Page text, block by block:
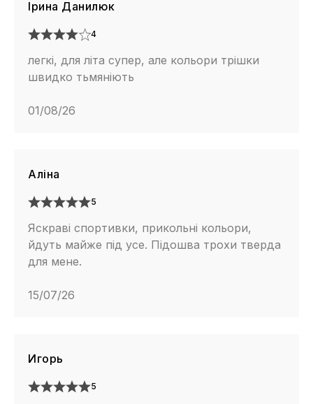
Ірина Данилюк
4
легкі, для літа супер, але кольори трішки
швидко тьмяніють
01/08/26
Аліна
5
Яскраві спортивки, прикольні кольори,
йдуть майже під усе. Підошва трохи тверда
для мене.
15/07/26
Игорь
5